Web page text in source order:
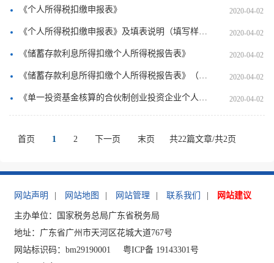
《个人所得税扣缴申报表》 2020-04-02
《个人所得税扣缴申报表》及填表说明（填写样例） 2020-04-02
《储蓄存款利息所得扣缴个人所得税报告表》 2020-04-02
《储蓄存款利息所得扣缴个人所得税报告表》（填写样例） 2020-04-02
《单一投资基金核算的合伙制创业投资企业个人所得税扣缴申报表》 2020-04-02
首页 1 2 下一页 末页 共22篇文章/共2页
网站声明 网站地图 网站管理 联系我们 网站建议
主办单位：国家税务总局广东省税务局
地址：广东省广州市天河区花城大道767号
网站标识码：bm29190001
粤ICP备 19143301号